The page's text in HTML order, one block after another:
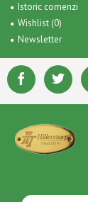
Istoric comenzi
Wishlist (0)
Newsletter